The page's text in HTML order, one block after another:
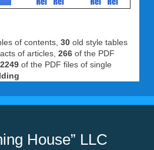
of contents, 30 old style tables
of articles, 266 of the PDF
2249 of the PDF files of single
House” LLC